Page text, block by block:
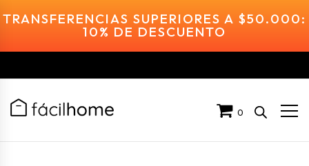
TRANSFERENCIAS SUPERIORES A $50.000:
10% DE DESCUENTO
0